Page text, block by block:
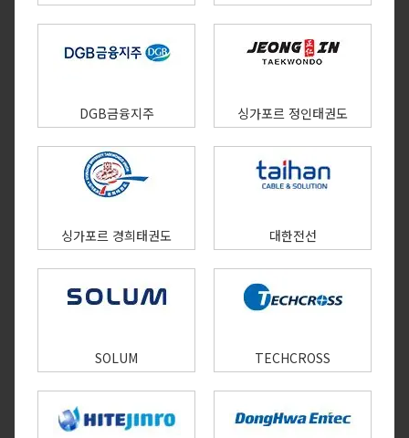
DGB금융지주 싱가포르 정인태권도
싱가포르 경희태권도 대한전선
SOLUM TECHCROSS